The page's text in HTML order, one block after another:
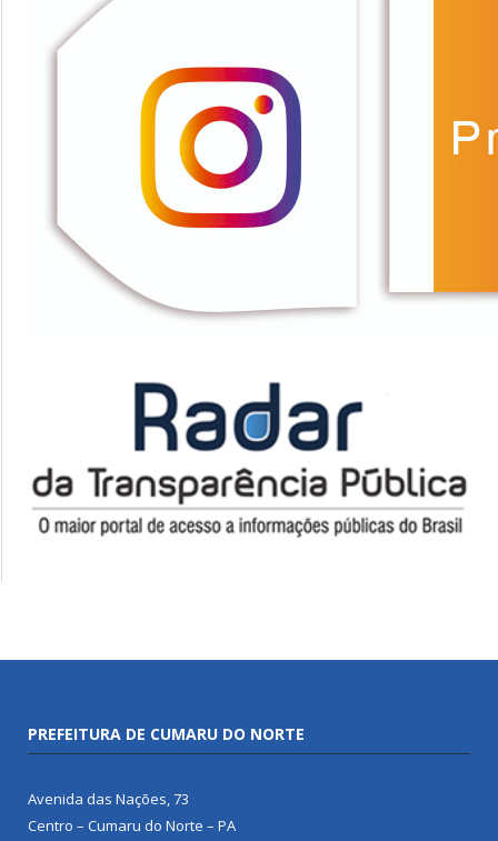
PREFEITURA DE CUMARU DO NORTE
Avenida das Nações, 73
Centro – Cumaru do Norte – PA